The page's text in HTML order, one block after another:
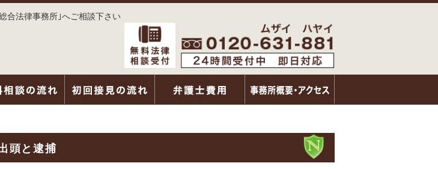
合法律事務所｣へご相談下さい
頭と逮捕